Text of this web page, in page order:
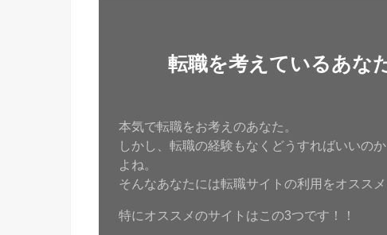
転職を考えているあな
本気で転職をお考えのあなた。
しかし、転職の経験もなくどうすればいいの
よね。
そんなあなたには転職サイトの利用をオススメ
特にオススメのサイトはこの3つです！！